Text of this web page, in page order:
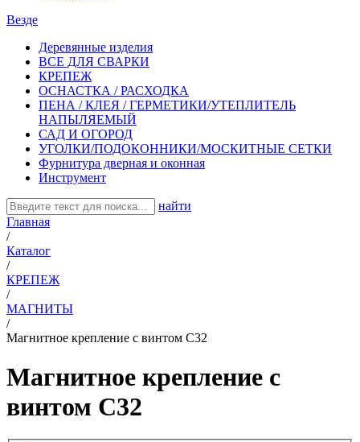
Везде
Деревянные изделия
ВСЕ ДЛЯ СВАРКИ
КРЕПЕЖ
ОСНАСТКА / РАСХОДКА
ПЕНА / КЛЕЯ / ГЕРМЕТИКИ/УТЕПЛИТЕЛЬ
НАПЫЛЯЕМЫЙ
САД И ОГОРОД
УГОЛКИ/ПОДОКОННИКИ/МОСКИТНЫЕ СЕТКИ
Фурнитура дверная и оконная
Инструмент
найти
Главная
/
Каталог
/
КРЕПЕЖ
/
МАГНИТЫ
/
Магнитное крепление с винтом С32
Магнитное крепление с
винтом С32